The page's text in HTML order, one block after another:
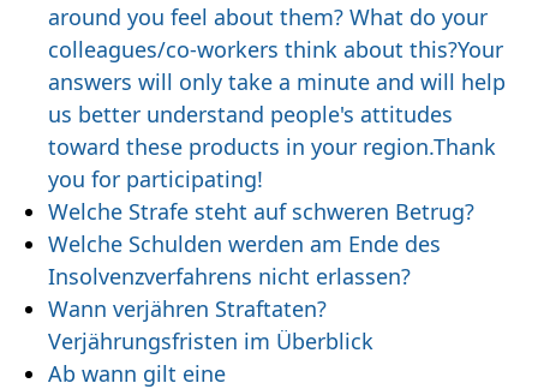
around you feel about them? What do your
colleagues/co-workers think about this?Your
answers will only take a minute and will help
us better understand people's attitudes
toward these products in your region.Thank
you for participating!
Welche Strafe steht auf schweren Betrug?
Welche Schulden werden am Ende des
Insolvenzverfahrens nicht erlassen?
Wann verjähren Straftaten?
Verjährungsfristen im Überblick
Ab wann gilt eine